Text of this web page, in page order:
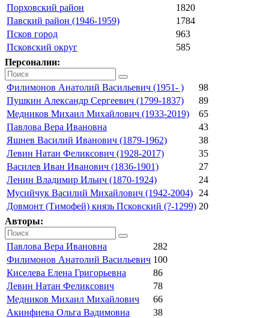
Порховский район
1820
Павский район (1946-1959)
1784
Псков город
963
Псковский округ
585
Персоналии:
Филимонов Анатолий Васильевич (1951- )
98
Пушкин Александр Сергеевич (1799-1837)
89
Медников Михаил Михайлович (1933-2019)
65
Павлова Вера Ивановна
43
Яшнев Василий Иванович (1879-1962)
38
Левин Натан Феликсович (1928-2017)
35
Василев Иван Иванович (1836-1901)
27
Ленин Владимир Ильич (1870-1924)
24
Мусийчук Василий Михайлович (1942-2004)
24
Довмонт (Тимофей) князь Псковский (?-1299) 20
Авторы:
Павлова Вера Ивановна
282
Филимонов Анатолий Васильевич 100
Киселева Елена Григорьевна
86
Левин Натан Феликсович
78
Медников Михаил Михайлович
66
Акинфиева Ольга Вадимовна
38